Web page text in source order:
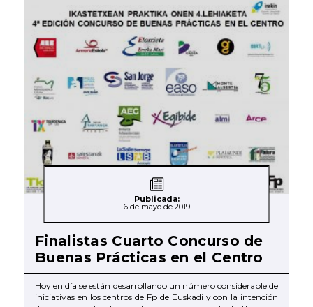
Publicada:
6 de mayo de 2019
Finalistas Cuarto Concurso de
Buenas Prácticas en el Centro
Hoy en día se están desarrollando un número considerable de
iniciativas en los centros de Fp de Euskadi y con la intención